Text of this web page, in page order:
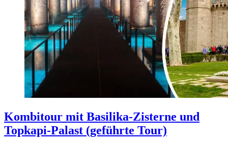
Kombitour mit Basilika-Zisterne und
Topkapi-Palast (geführte Tour)